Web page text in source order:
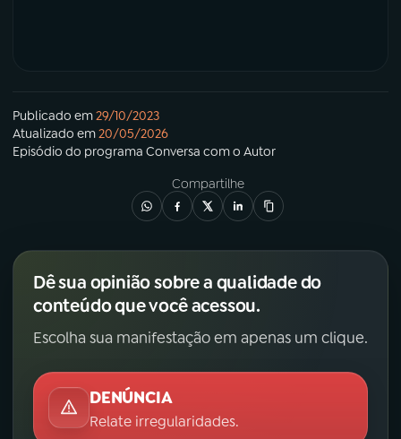
Publicado em29/10/2023
Atualizado em20/05/2026
Episódio do programa Conversa com o Autor
Compartilhe
Dê sua opinião sobre a qualidade do
conteúdo que você acessou.
Escolha sua manifestação em apenas um clique.
DENÚNCIA
Relate irregularidades.